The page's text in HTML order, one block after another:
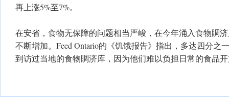
再上涨5%至7%。
在安省，食物无保障的问题相当严峻，在今年涌入食物賙
不断增加。Feed Ontario的《饥饿报告》指出，多达四分之
到访过当地的食物賙济库，因为他们难以负担日常的食品